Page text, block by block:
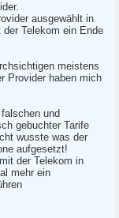
ausgewählt in
Telekom ein Ende
meistens
Provider haben mich
und
gebuchter Tarife
wusste was der
aufgesetzt!
der Telekom in
mehr ein